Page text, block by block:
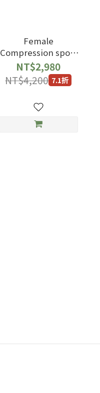
Female
Compression sport
pants with black
and grey color
NT$2,980
NT$4,200 7.1折